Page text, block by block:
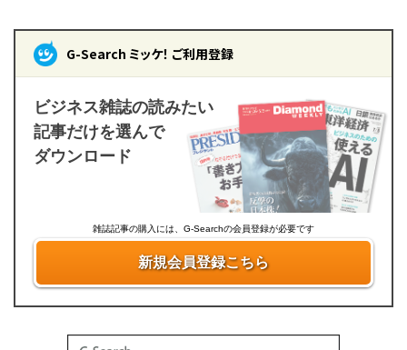
G-Search ミッケ！ ご利用登録
ビジネス雑誌の読みたい
記事だけを選んで
ダウンロード
雑誌記事の購入には、G-Searchの会員登録が必要です
新規会員登録こちら